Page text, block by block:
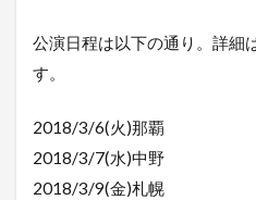
公演日程は以下の通り。詳細
す。
2018/3/6(火)那覇
2018/3/7(水)中野
2018/3/9(金)札幌